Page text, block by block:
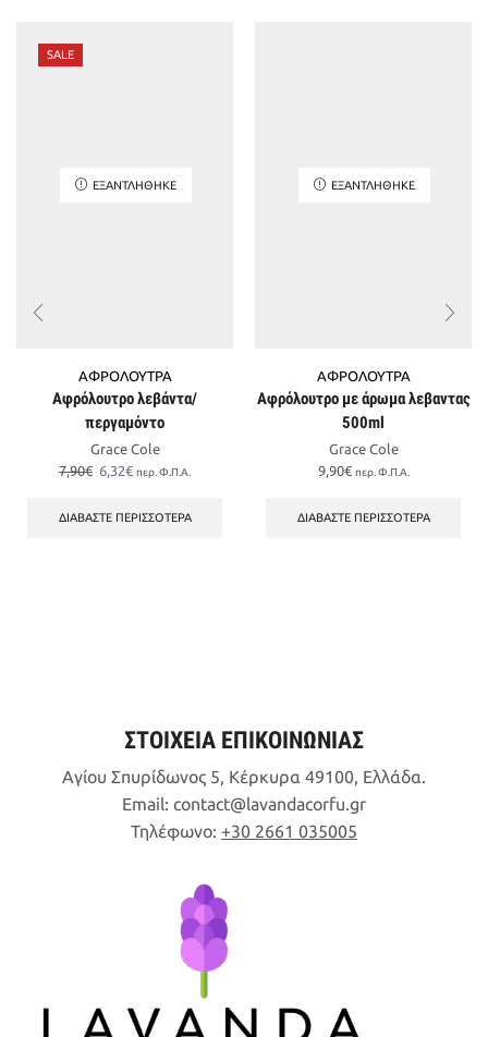
SALE
ΕΞΑΝΤΛΉΘΗΚΕ
ΑΦΡΟΛΟΥΤΡΑ
Αφρόλουτρο λεβάντα/
περγαμόντο
Grace Cole
7,90€ Original
was:
6,32€Η
τιμή
περ. Φ.Π.Α.
ΔΙΑΒΆΣΤΕ ΠΕΡΙΣΣΌΤΕΡΑ
ΕΞΑΝΤΛΉΘΗΚΕ
ΑΦΡΟΛΟΥΤΡΑ
Αφρόλουτρο με άρωμα λεβαντας
500ml
Grace Cole
9,90€ περ. Φ.Π.Α.
ΔΙΑΒΆΣΤΕ ΠΕΡΙΣΣΌΤΕΡΑ
ΣΤΟΙΧΕΙΑ ΕΠΙΚΟΙΝΩΝΙΑΣ
Αγίου Σπυρίδωνος 5, Κέρκυρα 49100, Ελλάδα.
Email: contact lavandacorfu gr
Τηλέφωνο: +30 2661 035005